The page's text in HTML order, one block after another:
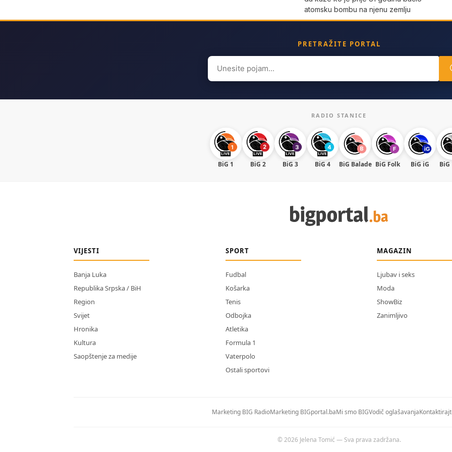
atomsku bombu na njenu zemlju
PRETRAŽITE PORTAL
Search
for:
RADIO STANICE
BiG 1 BiG 2 BiG 3 BiG 4 BiG Balade BiG Folk BiG iG BiG
VIJESTI
Banja Luka
Republika Srpska / BiH
Region
Svijet
Hronika
Kultura
Saopštenje za medije
SPORT
Fudbal
Košarka
Tenis
Odbojka
Atletika
Formula 1
Vaterpolo
Ostali sportovi
MAGAZIN
Ljubav i seks
Moda
ShowBiz
Zanimljivo
Marketing BIG RadioMarketing BIGportal.baMi smo BIGVodič oglašavanja
© 2026 Jelena Tomić — Sva prava zadržana.